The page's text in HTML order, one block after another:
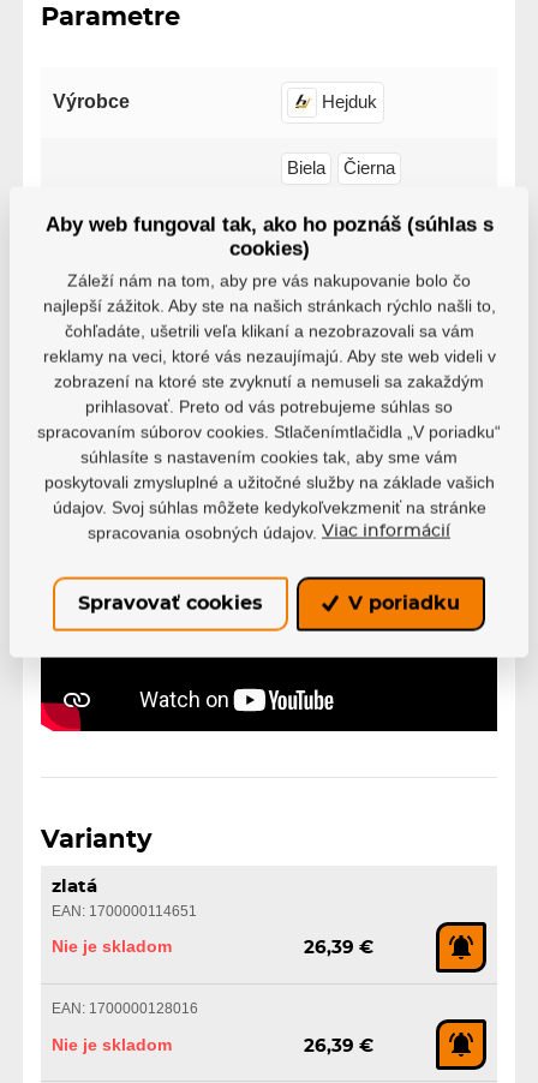
Parametre
Výrobce Hejduk
Farba
Biela
Čierna
Oranžová
Zelená
Žltá Zlatá
Video
Varianty
zlatá
EAN: 1700000114651
Nie je skladom 26,39 €
EAN: 1700000128016
Nie je skladom 26,39 €
Aby web fungoval tak, ako ho poznáš (súhlas s
cookies)
Záleží nám na tom, aby pre vás nakupovanie bolo čo
najlepší zážitok. Aby ste na našich stránkach rýchlo našli to,
čohľadáte, ušetrili veľa klikaní a nezobrazovali sa vám
reklamy na veci, ktoré vás nezaujímajú. Aby ste web videli v
zobrazení na ktoré ste zvyknutí a nemuseli sa zakaždým
prihlasovať. Preto od vás potrebujeme súhlas so
spracovaním súborov cookies. Stlačenímtlačidla „V poriadku“
súhlasíte s nastavením cookies tak, aby sme vám
poskytovali zmysluplné a užitočné služby na základe vašich
údajov. Svoj súhlas môžete kedykoľvekzmeniť na stránke
spracovania osobných údajov. Viac informácií
Spravovať cookies V poriadku